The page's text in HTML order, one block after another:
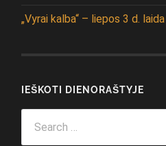
„Vyrai kalba“ – liepos 3 d. laida
IEŠKOTI DIENORAŠTYJE
for: